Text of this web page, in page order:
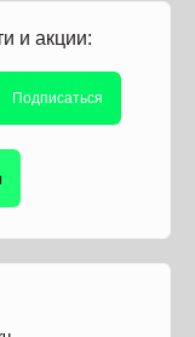
и акции:
Подписаться